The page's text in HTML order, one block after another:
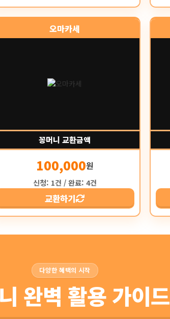
오마카세
꽁머니 교환금액
100,000원
신청: 1건 / 완료: 4건
교환하기
다양한 혜택의 시작
완벽 활용 가이드